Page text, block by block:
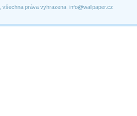
všechna práva vyhrazena, info@wallpaper.cz